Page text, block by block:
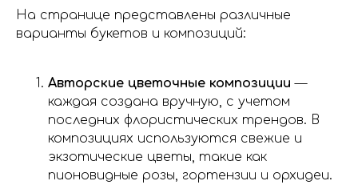
На странице представлены различные
варианты букетов и композиций:
Авторские цветочные композиции —
каждая создана вручную, с учетом
последних флористических трендов. В
композициях используются свежие и
экзотические цветы, такие как
пионовидные розы, гортензии и орхидеи.